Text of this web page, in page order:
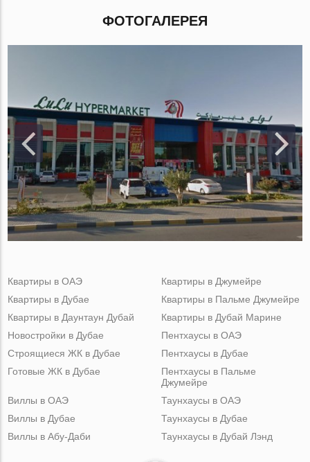
ФОТОГАЛЕРЕЯ
Квартиры в ОАЭ
Квартиры в Дубае
Квартиры в Даунтаун Дубай
Квартиры в Джумейре
Квартиры в Пальме Джумейре
Квартиры в Дубай Марине
Новостройки в Дубае
Строящиеся ЖК в Дубае
Готовые ЖК в Дубае
Пентхаусы в ОАЭ
Пентхаусы в Дубае
Пентхаусы в Пальме
Джумейре
Виллы в ОАЭ
Виллы в Дубае
Виллы в Абу-Даби
Таунхаусы в ОАЭ
Таунхаусы в Дубае
Таунхаусы в Дубай Лэнд